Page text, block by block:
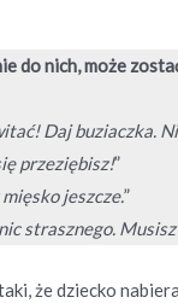
do nich, może
Daj buziaczka.
przeziębisz!”
jeszcze.”
strasznego.
że dziecko